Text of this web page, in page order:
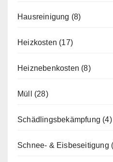
Hausreinigung (8)
Heizkosten (17)
Heiznebenkosten (8)
Müll (28)
Schädlingsbekämpfung (4)
Schnee- & Eisbeseitigung